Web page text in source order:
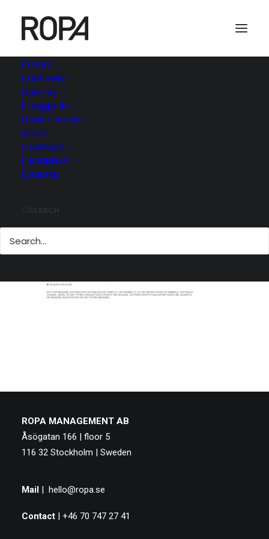
| START
| ADVISORY
| DIGITAL
| Logga in
| HOW IT WORKS
| BLOG
| CONTACT
| JOURNEY
| Events
MENTICE PÅ VÄG MOT BÖRSEN
ROPA MANAGEMENT AB
Åsögatan 166 | floor 5
116 32 Stockholm | Sweden
Mail | hello@ropa.se
Contact | +46 70 747 27 41